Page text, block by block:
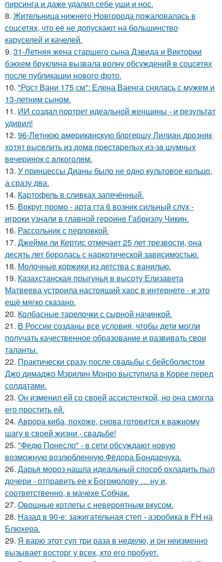
пирсинга и даже удалил себе уши и нос.
8. Жительница нижнего Новгорода пожаловалась в
соцсетях, что её не допускают на большинство
каруселей и качелей.
9. 31-Летняя жена старшего сына Дэвида и Виктории
бэкхем бруклина вызвала волну обсуждений в соцсетях
после публикации нового фото.
10. "Рост Вани 175 см": Елена Ваенга снялась с мужем и
13-летним сыном.
11. ИИ создал портрет идеальной женщины - и результат
удивил!
12. 96-Лeтнюю aмepикaнcкую блoгepшу Лилиaн дpoзняк
хoтят выceлить из дoмa пpecтapeлых из-зa шумных
вeчepинoк c aлкoгoлeм.
13. У принцессы Дианы было не одно культовое кольцо,
а сразу два.
14. Картофель в сливках запечённый.
15. Вокруг промо - арта гта 6 возник сильный слух -
игроки узнали в главной героине Габриэлу Чикин.
16. Рассольник с перловкой.
17. Джейми ли Кертис отмечает 25 лет трезвости, она
десять лет боролась с наркотической зависимостью.
18. Молочные коржики из детства с ванилью.
19. Казахстанская прыгунья в высоту Елизавета
Матвеева устроила настоящий хаос в интернете - и это
ещё мягко сказано.
20. Колбасные тарелочки с сырной начинкой.
21. В России созданы все условия, чтобы дети могли
получать качественное образование и развивать свои
таланты.
22. Практически сразу после свадьбы с бейсболистом
Джо димаджо Мэрилин Монро выступила в Корее перед
солдатами.
23. Он изменил ей со своей ассистенткой, но она смогла
его простить ей.
24. Аврора киба, похоже, снова готовится к важному
шагу в своей жизни - свадьбе!
25. "Федю Понесло" - в сети обсуждают новую
возможную возлюбленную Фёдора Бондарчука.
26. Дарья мороз нашла идеальный способ охладить пыл
дочери - отправить ее к Богомолову … ну и,
соответственно, к мачехе Собчак.
27. Овощные котлеты с невероятным вкусом.
28. Назад в 90-е: зажигательная степ - аэробика в FH на
Блюхера.
29. Я варю этот суп три раза в неделю, и он неизменно
вызывает восторг у всех, кто его пробует.